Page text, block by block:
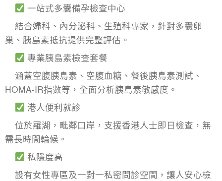
一站式多囊備孕檢查中心
結合婦科、內分泌科、生殖科專家，針對多囊卵
巢、 胰島素抵抗提供完整評估。
專業胰島素檢查套餐
涵蓋空腹胰島素、空腹血糖、餐後胰島素測試、
HOMA-IR指數等，全面分析胰島素敏感度。
港人便利就診
位於羅湖，毗鄰口岸，支援香港人士即日檢查，無
需長時間輪候。
私隱度高
設有女性專區及一對一私密問診空間，讓人安心檢